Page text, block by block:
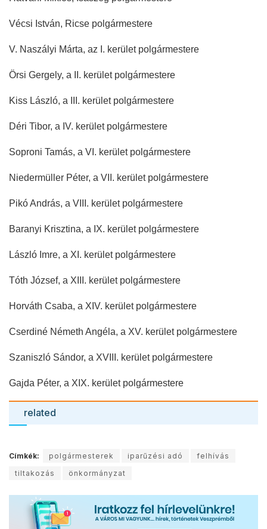
Vécsi István, Ricse polgármestere
V. Naszályi Márta, az I. kerület polgármestere
Örsi Gergely, a II. kerület polgármestere
Kiss László, a III. kerület polgármestere
Déri Tibor, a IV. kerület polgármestere
Soproni Tamás, a VI. kerület polgármestere
Niedermüller Péter, a VII. kerület polgármestere
Pikó András, a VIII. kerület polgármestere
Baranyi Krisztina, a IX. kerület polgármestere
László Imre, a XI. kerület polgármestere
Tóth József, a XIII. kerület polgármestere
Horváth Csaba, a XIV. kerület polgármestere
Cserdiné Németh Angéla, a XV. kerület polgármestere
Szaniszló Sándor, a XVIII. kerület polgármestere
Gajda Péter, a XIX. kerület polgármestere
related
Címkék: polgármesterek iparűzési adó
felhívás
tiltakozás
önkormányzat